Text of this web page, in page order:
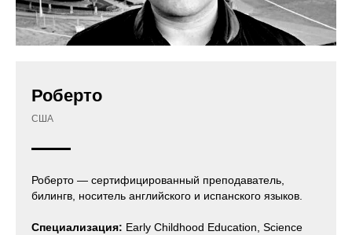
Роберто
США
Роберто — сертифицированный преподаватель,
билингв, носитель английского и испанского языков.
Специализация: Early Childhood Education, Science